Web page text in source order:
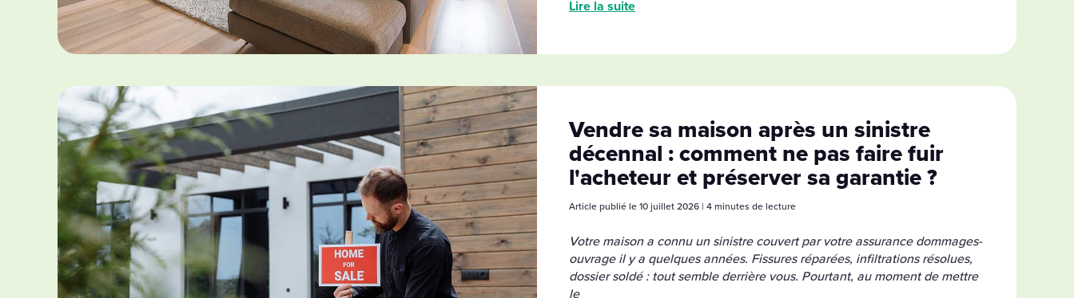
Lire la suite
Vendre sa maison après un sinistre
décennal : comment ne pas faire fuir
l'acheteur et préserver sa garantie ?
Article publié le 10 juillet 2026 | 4 minutes de lecture
Votre maison a connu un sinistre couvert par votre assurance dommages-
ouvrage il y a quelques années. Fissures réparées, infiltrations résolues,
dossier soldé : tout semble derrière vous. Pourtant, au moment de mettre
le